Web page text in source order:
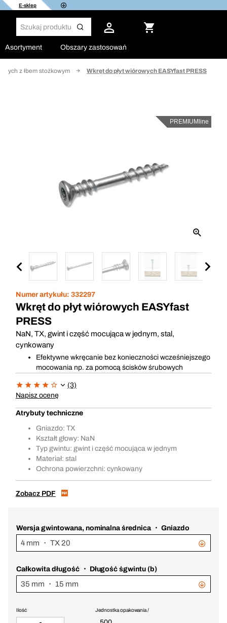
E-sklep
Asortyment Obszary zastosowań
z łbem stożkowym Wkręt do płyt wiórowych EASYfast PRESS
PREMIUMline
Numer artykułu: 332297
Wkręt do płyt wiórowych EASYfast
PRESS
NaN, TX, gwint i część mocująca w jednym, stal,
cynkowany
Efektywne wkręcanie bez konieczności wcześniejszego
mocowania np. za pomocą ścisków śrubowych
(3)
Napisz ocenę
Atrybuty techniczne
Gniazdo: TX
Kształt głowy: NaN
Typ gwintu: gwint i część mocująca w jednym
Materiał: stal
Ochrona powierzchni: cynkowany
Zobacz PDF
Wersja gwintowana, nominalna średnica ・ Gniazdo
4 mm ・ TX 20
Całkowita długość ・ Długość śgwintu (b)
35 mm ・ 15 mm
Jednostka opakowania /
Ilość